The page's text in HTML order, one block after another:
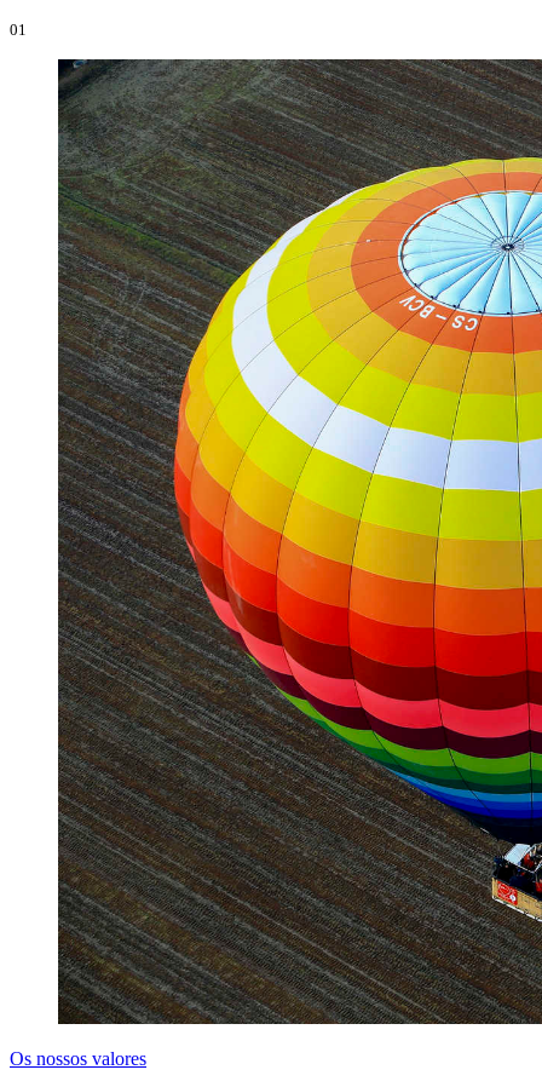
01
Os nossos valores